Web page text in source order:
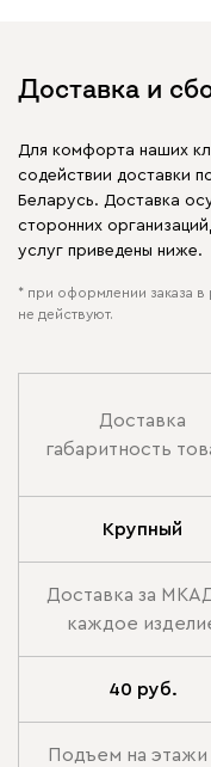
Доставка и
Для комфорта наших
содействии доставки
Беларусь. Доставка
сторонних
услуг приведены ниже.
* при оформлении заказа в
не действуют.
Доставка
габаритность
Крупный
Доставка за
каждое
40 руб.
Подъем на этажи